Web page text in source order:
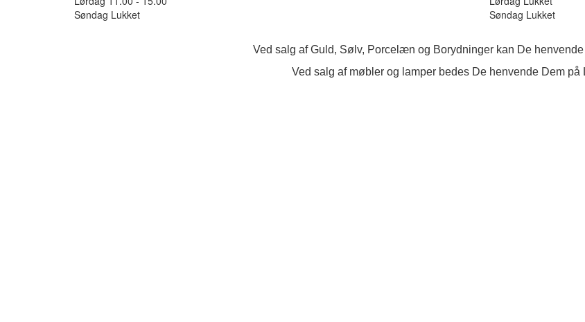
Søndag Lukket
Søndag Lukket
Ved salg af Guld, Sølv, Porcelæn og Borydninger kan De
Ved salg af møbler og lamper bedes De henvende Dem på